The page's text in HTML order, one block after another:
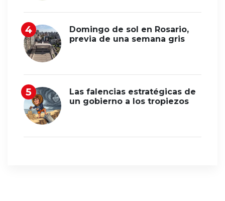
Domingo de sol en Rosario,
previa de una semana gris
Las falencias estratégicas de
un gobierno a los tropiezos